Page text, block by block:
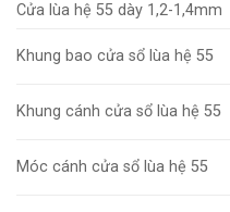
Cửa lùa hệ 55 dày 1,2-1,4mm
Khung bao cửa sổ lùa hệ 55
Khung cánh cửa sổ lùa hệ 55
Móc cánh cửa sổ lùa hệ 55